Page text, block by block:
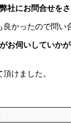
社にお問合せを
かったので問い
お伺いしていか
けました。